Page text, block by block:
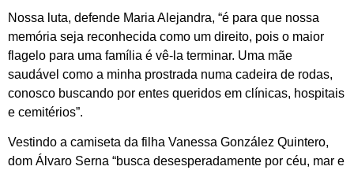
Nossa luta, defende Maria Alejandra, “é para que nossa
memória seja reconhecida como um direito, pois o maior
flagelo para uma família é vê-la terminar. Uma mãe
saudável como a minha prostrada numa cadeira de rodas,
conosco buscando por entes queridos em clínicas, hospitais
e cemitérios”.
Vestindo a camiseta da filha Vanessa González Quintero,
dom Álvaro Serna “busca desesperadamente por céu, mar e